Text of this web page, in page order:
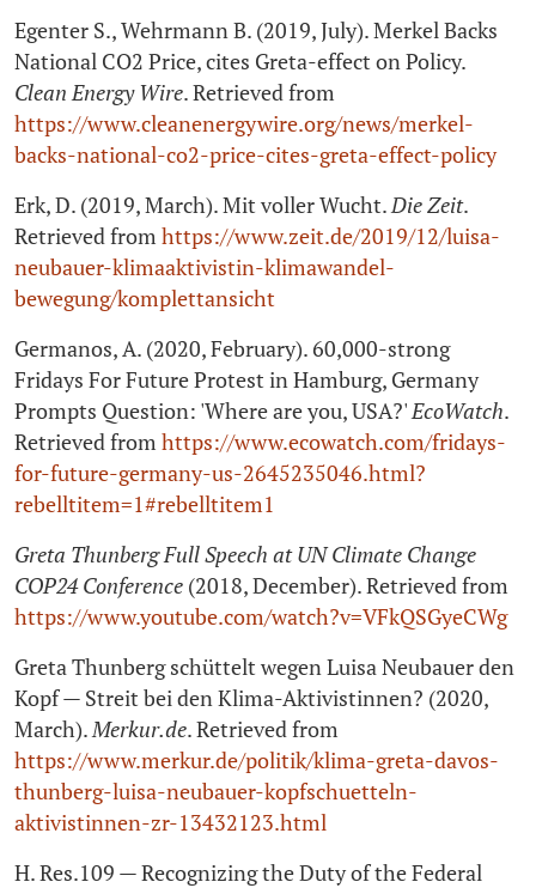
Egenter S., Wehrmann B. (2019, July). Merkel Backs
National CO2 Price, cites Greta-effect on Policy.
Clean Energy Wire. Retrieved from
https://www.cleanenergywire.org/news/merkel-
backs-national-co2‑price-cites-greta-effect-policy
Erk, D. (2019, March). Mit voller Wucht.Die Zeit.
Retrieved from https://www.zeit.de/2019/12/luisa-
neubauer-klimaaktivistin-klimawandel-
bewegung/komplettansicht
Germanos, A. (2020, February). 60,000‑strong
Fridays For Future Protest in Hamburg, Germany
Prompts Question: 'Where are you, USA?'EcoWatch.
Retrieved from https://www.ecowatch.com/fridays-
for-future-germany-us‑2645235046.html?
rebelltitem=1#rebelltitem1
Greta Thunberg Full Speech at UN Climate Change
COP24 Conference (2018, December). Retrieved from
https://www.youtube.com/watch?v=VFkQSGyeCWg
Greta Thunberg schüttelt wegen Luisa Neubauer den
Kopf — Streit bei den Klima-Aktivistinnen? (2020,
March).Merkur.de. Retrieved from
https://www.merkur.de/politik/klima-greta-davos-
thunberg-luisa-neubauer-kopfschuetteln-
aktivistinnen-zr‑13432123.html
H. Res.109 — Recognizing the Duty of the Federal